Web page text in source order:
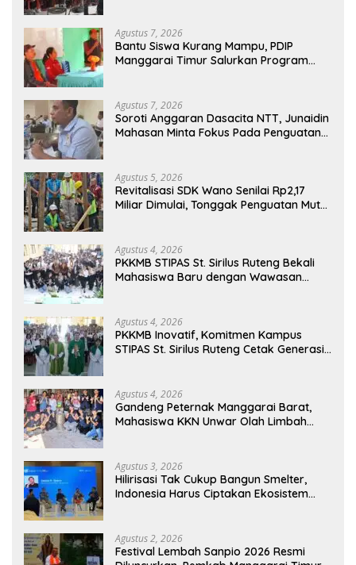
Agustus 7, 2026
Bantu Siswa Kurang Mampu, PDIP
Manggarai Timur Salurkan Program
Agustus 7, 2026
Soroti Anggaran Dasacita NTT, Junaidin
Mahasan Minta Fokus Pada Penguatan
Agustus 5, 2026
Revitalisasi SDK Wano Senilai Rp2,17
Miliar Dimulai, Tonggak Penguatan Mutu
Agustus 4, 2026
PKKMB STIPAS St. Sirilus Ruteng Bekali
Mahasiswa Baru dengan Wawasan
Agustus 4, 2026
PKKMB Inovatif, Komitmen Kampus
STIPAS St. Sirilus Ruteng Cetak Generasi
Agustus 4, 2026
Gandeng Peternak Manggarai Barat,
Mahasiswa KKN Unwar Olah Limbah
Agustus 3, 2026
Hilirisasi Tak Cukup Bangun Smelter,
Indonesia Harus Ciptakan Ekosistem
Agustus 2, 2026
Festival Lembah Sanpio 2026 Resmi